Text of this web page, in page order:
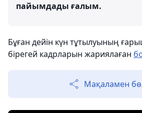
пайымдады ғалым.
Бұған дейін күн тұтылуының
бірегей кадрларын жариялаған
Мақаламен